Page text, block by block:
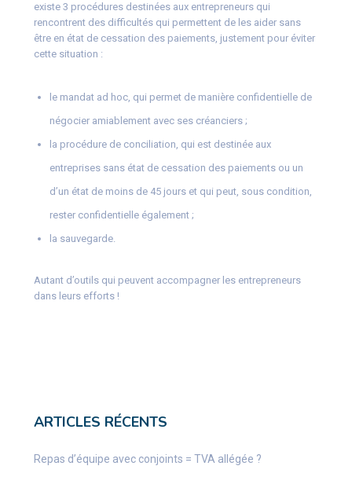
existe 3 procédures destinées aux entrepreneurs qui
rencontrent des difficultés qui permettent de les aider sans
être en état de cessation des paiements, justement pour éviter
cette situation :
le mandat ad hoc, qui permet de manière confidentielle de
négocier amiablement avec ses créanciers ;
la procédure de conciliation, qui est destinée aux
entreprises sans état de cessation des paiements ou un
d’un état de moins de 45 jours et qui peut, sous condition,
rester confidentielle également ;
la sauvegarde.
Autant d’outils qui peuvent accompagner les entrepreneurs
dans leurs efforts !
ARTICLES RÉCENTS
Repas d’équipe avec conjoints = TVA allégée ?